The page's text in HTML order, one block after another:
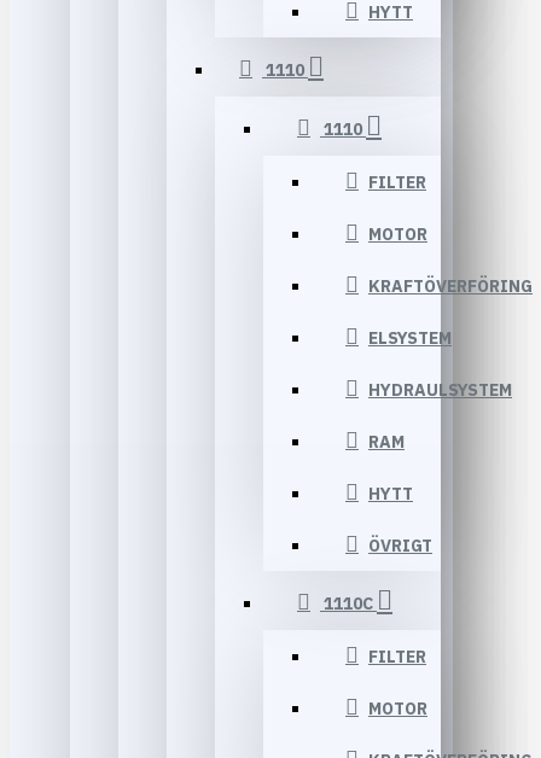
HYTT
1110
1110
FILTER
MOTOR
KRAFTÖVERFÖRING
ELSYSTEM
HYDRAULSYSTEM
RAM
HYTT
ÖVRIGT
1110C
FILTER
MOTOR